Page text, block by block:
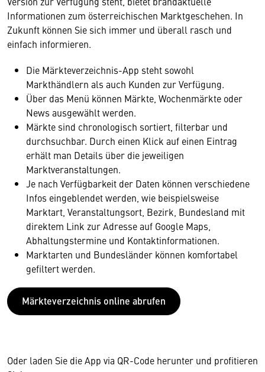
Informationen zum österreichischen Marktgeschehen. In
Zukunft können Sie sich immer und überall rasch und
einfach informieren.
Die Märkteverzeichnis-App steht sowohl
Markthändlern als auch Kunden zur Verfügung.
Über das Menü können Märkte, Wochenmärkte oder
News ausgewählt werden.
Märkte sind chronologisch sortiert, filterbar und
durchsuchbar. Durch einen Klick auf einen Eintrag
erhält man Details über die jeweiligen
Marktveranstaltungen.
Je nach Verfügbarkeit der Daten können verschiedene
Infos eingeblendet werden, wie beispielsweise
Marktart, Veranstaltungsort, Bezirk, Bundesland mit
direktem Link zur Adresse auf Google Maps,
Abhaltungstermine und Kontaktinformationen.
Marktarten und Bundesländer können komfortabel
gefiltert werden.
Märkteverzeichnis online abrufen
Oder laden Sie die App via QR-Code herunter und profitieren